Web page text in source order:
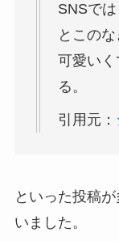
SNSで
とこの
可愛い
る。
引用元：
といった投稿
いました。